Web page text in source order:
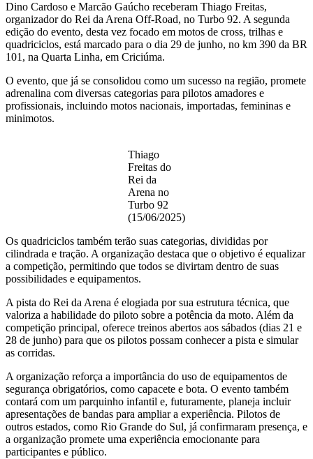
Dino Cardoso e Marcão Gaúcho receberam Thiago Freitas,
organizador do Rei da Arena Off-Road, no Turbo 92. A segunda
edição do evento, desta vez focado em motos de cross, trilhas e
quadriciclos, está marcado para o dia 29 de junho, no km 390 da BR
101, na Quarta Linha, em Criciúma.
O evento, que já se consolidou como um sucesso na região, promete
adrenalina com diversas categorias para pilotos amadores e
profissionais, incluindo motos nacionais, importadas, femininas e
minimotos.
Thiago
Freitas do
Rei da
Arena no
Turbo 92
(15/06/2025)
Os quadriciclos também terão suas categorias, divididas por
cilindrada e tração. A organização destaca que o objetivo é equalizar
a competição, permitindo que todos se divirtam dentro de suas
possibilidades e equipamentos.
A pista do Rei da Arena é elogiada por sua estrutura técnica, que
valoriza a habilidade do piloto sobre a potência da moto. Além da
competição principal, oferece treinos abertos aos sábados (dias 21 e
28 de junho) para que os pilotos possam conhecer a pista e simular
as corridas.
A organização reforça a importância do uso de equipamentos de
segurança obrigatórios, como capacete e bota. O evento também
contará com um parquinho infantil e, futuramente, planeja incluir
apresentações de bandas para ampliar a experiência. Pilotos de
outros estados, como Rio Grande do Sul, já confirmaram presença, e
a organização promete uma experiência emocionante para
participantes e público.